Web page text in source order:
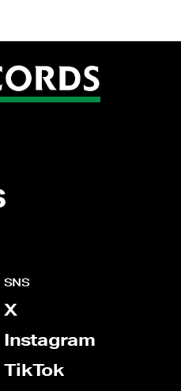
SNS
X
Instagram
TikTok